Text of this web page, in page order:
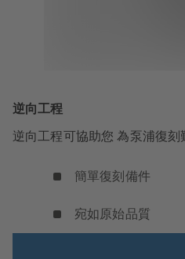
逆向工程
逆向工程可協助您 為泵浦復刻
簡單復刻備件
宛如原始品質